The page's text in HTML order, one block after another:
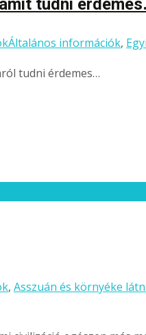
tudni
Általános információk,
tudni érdemes…
, Asszuán és környéke